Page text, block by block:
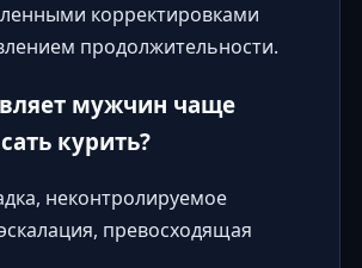
корректировками
продолжительности.
мужчин чаще
курить?
неконтролируемое
превосходящая